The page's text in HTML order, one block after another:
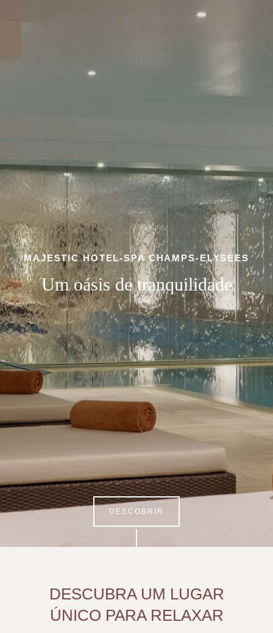
MAJESTIC HOTEL-SPA CHAMPS-ELYSÉES
Um oásis de tranquilidade
DESCOBRIR
DESCUBRA UM LUGAR
ÚNICO PARA RELAXAR